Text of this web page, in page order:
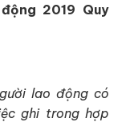
2019 Quy
lao động có
ghi trong hợp